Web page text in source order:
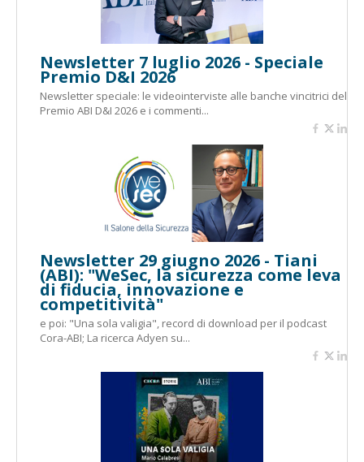
Newsletter 7 luglio 2026 - Speciale
Premio D&I 2026
Newsletter speciale: le videointerviste alle banche vincitrici del
Premio ABI D&I 2026 e i commenti...
Newsletter 29 giugno 2026 - Tiani
(ABI): "WeSec, la sicurezza come leva
di fiducia, innovazione e
competitività"
e poi: "Una sola valigia", record di download per il podcast
Cora-ABI; La ricerca Adyen su...